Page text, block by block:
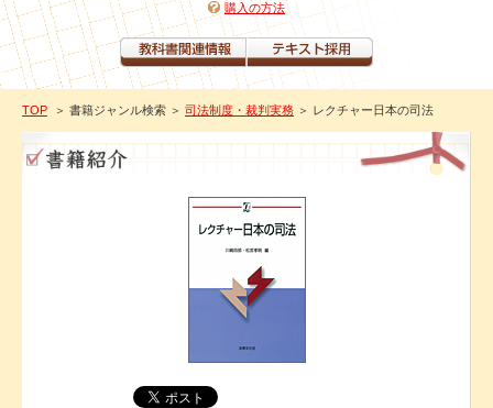
購入の方法
TOP ＞ 書籍ジャンル検索 ＞ 司法制度・裁判実務 ＞ レクチャー日本の司法